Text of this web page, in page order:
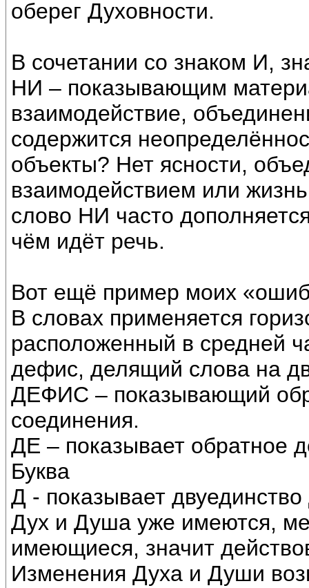
оберег Духовности.
В сочетании со знаком И,
НИ – показывающим
взаимодействие,
содержится
объекты? Нет ясности,
взаимодействием или
слово НИ часто
чём идёт речь.
Вот ещё пример моих
В словах применяется
расположенный в средней
дефис, делящий слова на
ДЕФИС – показывающий
соединения.
ДЕ – показывает обратное
Буква
Д - показывает
Дух и Душа уже имеются,
имеющиеся, значит
Изменения Духа и Души